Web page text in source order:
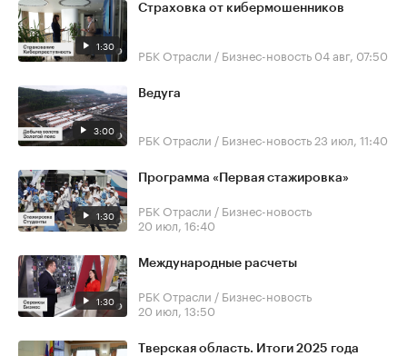
1:30
Страховка от кибермошенников
РБК Отрасли / Бизнес-новость 04 авг, 07:50
3:00
Ведуга
РБК Отрасли / Бизнес-новость 23 июл, 11:40
1:30
Программа «Первая стажировка»
РБК Отрасли / Бизнес-новость
20 июл, 16:40
1:30
Международные расчеты
РБК Отрасли / Бизнес-новость
20 июл, 13:50
Тверская область. Итоги 2025 года